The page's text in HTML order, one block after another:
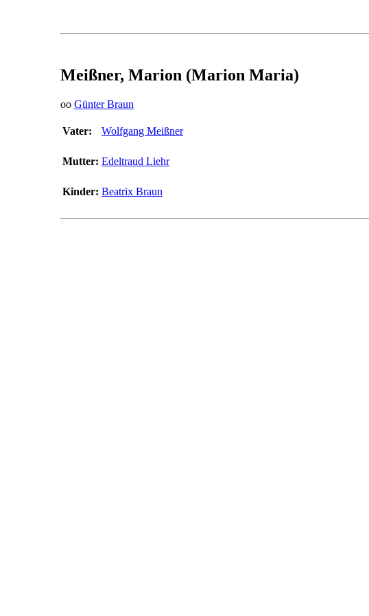
Meißner, Marion (Marion Maria)
oo Günter Braun
Vater: Wolfgang Meißner
Mutter: Edeltraud Liehr
Kinder: Beatrix Braun